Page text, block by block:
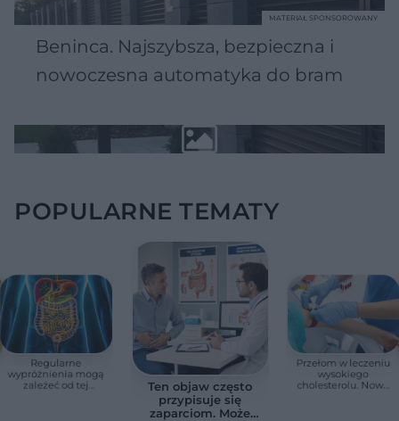
Beninca. Najszybsza, bezpieczna i
nowoczesna automatyka do bram
MATERIAŁ SPONSOROWANY
POPULARNE TEMATY
Regularne
wypróżnienia mogą
zależeć od tej
Ten objaw często
przypisuje się
zaparciom. Może
Przełom w leczeniu
wysokiego
cholesterolu. Nowa